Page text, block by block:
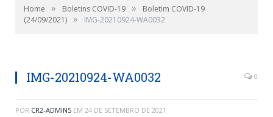
Home » Boletins COVID-19 »
Boletim COVID-19
(24/09/2021) » IMG-20210924-WA0032
IMG-20210924-WA0032 0
POR CR2-ADMIN5 EM 24 DE SETEMBRO DE 2021